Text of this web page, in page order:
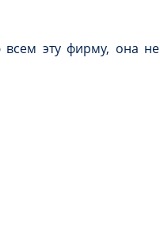
эту фирму, она не